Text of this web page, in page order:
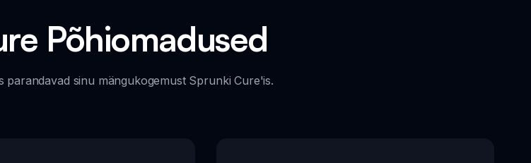
Põhiomadused
parandavad sinu mängukogemust Sprunki Cure'is.